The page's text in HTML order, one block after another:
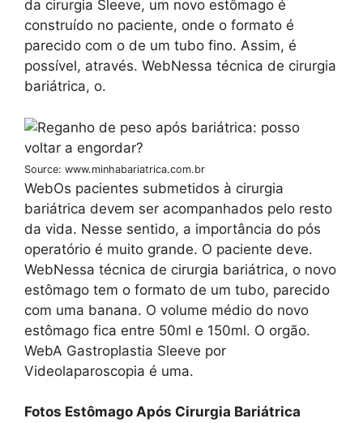
da cirurgia Sleeve, um novo estômago é
construído no paciente, onde o formato é
parecido com o de um tubo fino. Assim, é
possível, através. WebNessa técnica de cirurgia
bariátrica, o.
Source: www.minhabariatrica.com.br
WebOs pacientes submetidos à cirurgia
bariátrica devem ser acompanhados pelo resto
da vida. Nesse sentido, a importância do pós
operatório é muito grande. O paciente deve.
WebNessa técnica de cirurgia bariátrica, o novo
estômago tem o formato de um tubo, parecido
com uma banana. O volume médio do novo
estômago fica entre 50ml e 150ml. O orgão.
WebA Gastroplastia Sleeve por
Videolaparoscopia é uma.
Fotos Estômago Após Cirurgia Bariátrica